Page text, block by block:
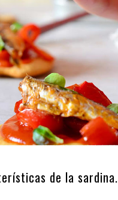
de la sardina.